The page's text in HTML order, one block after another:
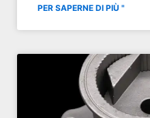
PER SAPERNE DI PIÙ "